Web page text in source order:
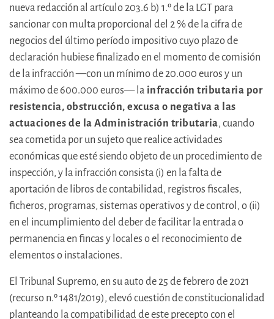
nueva redacción al artículo 203.6 b) 1.º de la LGT para
sancionar con multa proporcional del 2 % de la cifra de
negocios del último período impositivo cuyo plazo de
declaración hubiese finalizado en el momento de comisión
de la infracción —con un mínimo de 20.000 euros y un
máximo de 600.000 euros— la infracción tributaria por
resistencia, obstrucción, excusa o negativa a las
actuaciones de la Administración tributaria, cuando
sea cometida por un sujeto que realice actividades
económicas que esté siendo objeto de un procedimiento de
inspección, y la infracción consista (i) en la falta de
aportación de libros de contabilidad, registros fiscales,
ficheros, programas, sistemas operativos y de control, o (ii)
en el incumplimiento del deber de facilitar la entrada o
permanencia en fincas y locales o el reconocimiento de
elementos o instalaciones.
El Tribunal Supremo, en su auto de 25 de febrero de 2021
(recurso n.º 1481/2019), elevó cuestión de constitucionalidad
planteando la compatibilidad de este precepto con el